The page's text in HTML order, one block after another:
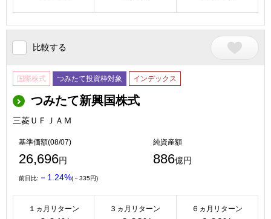
比較する
国際株式 つみたて投資枠対象 インデックス
つみたて新興国株式
三菱ＵＦＪＡＭ
基準価額(08/07)
26,696円
純資産額
886億円
前日比: －1.24%(－335円)
１ヵ月リターン ３ヵ月リターン ６ヵ月リターン